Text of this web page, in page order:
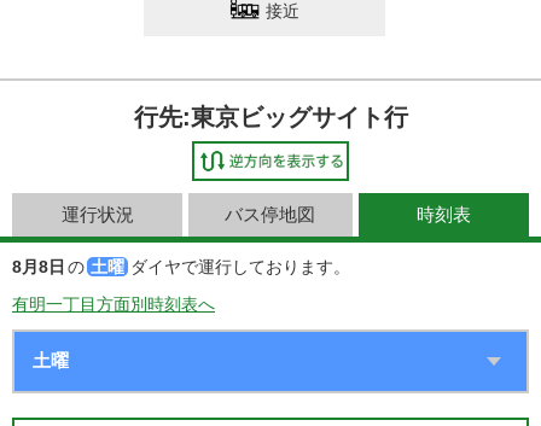
接近
行先:東京ビッグサイト行
運行状況 バス停地図 時刻表
8月8日 の 土曜 ダイヤで運行しております。
有明一丁目方面別時刻表へ